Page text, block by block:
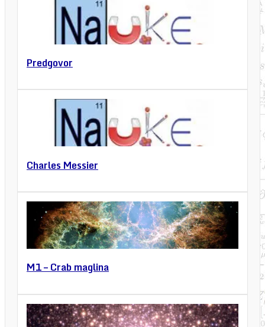
Predgovor
Charles Messier
M1 – Crab maglina